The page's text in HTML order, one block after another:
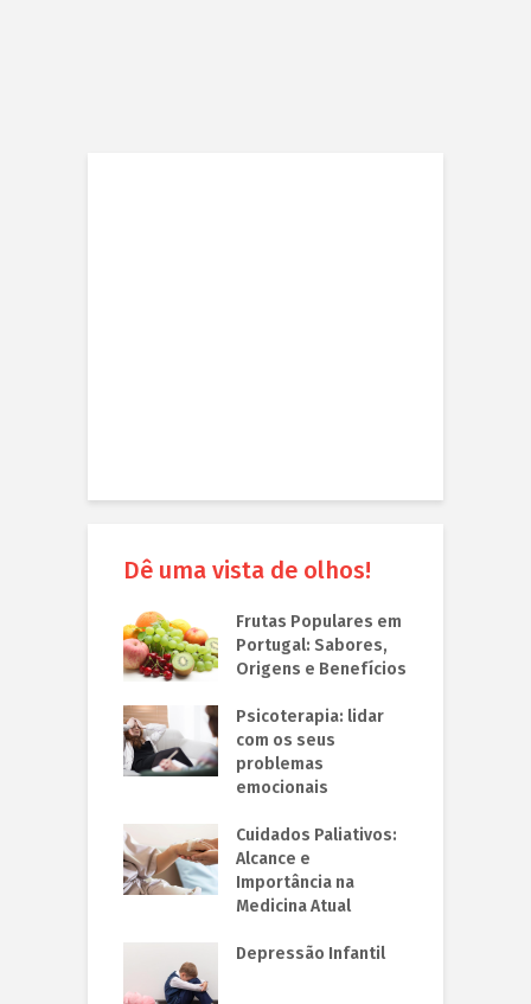
Dê uma vista de olhos!
Frutas Populares em
Portugal: Sabores,
Origens e Benefícios
Psicoterapia: lidar
com os seus
problemas
emocionais
Cuidados Paliativos:
Alcance e
Importância na
Medicina Atual
Depressão Infantil